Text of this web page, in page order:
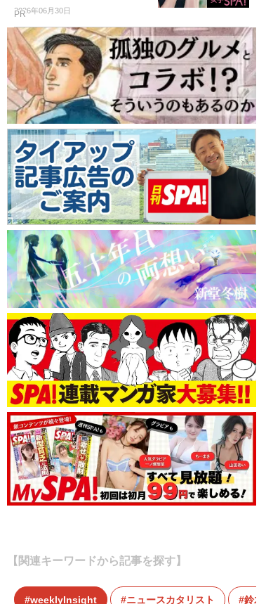
2026年06月30日
PR
【関連キーワードから記事を探す】
weeklyInsight ニュースカタリスト 鈴木